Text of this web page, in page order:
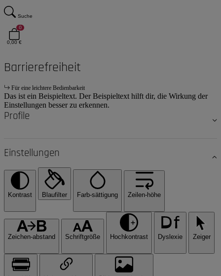
Suche
0
0,00 €
Barrierefreiheit
Für eine leichtere Bedienbarkeit
Das ist ein Beispieltext. Der Beispieltext hilft dir, die Wirkung der
Einstellungen besser zu erkennen.
Profile
Einstellungen
Kontrast Blaufilter Farb-sättigung Zeilen-höhe
Zeichen-abstand Schriftgröße Hochkontrast Dyslexie Zeiger